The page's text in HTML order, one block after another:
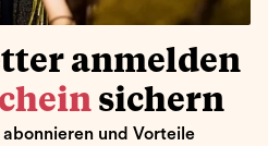
anmelden
sichern
und Vorteile